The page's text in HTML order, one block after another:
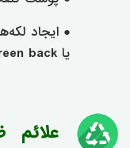
● ایجاد
یا Green back می‌گویند.
علائم